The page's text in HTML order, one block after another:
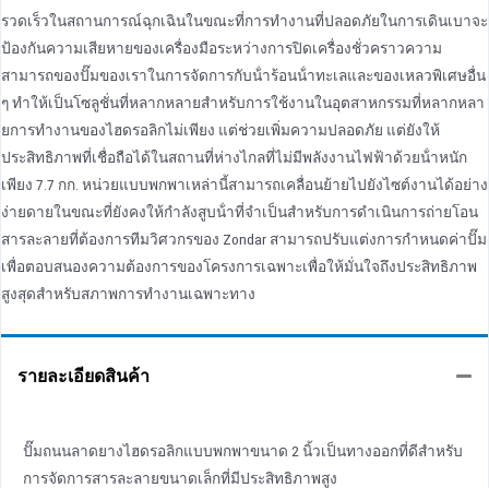
รวดเร็วในสถานการณ์ฉุกเฉินในขณะที่การทํางานที่ปลอดภัยในการเดินเบาจะ
ป้องกันความเสียหายของเครื่องมือระหว่างการปิดเครื่องชั่วคราวความ
สามารถของปั๊มของเราในการจัดการกับน้ําร้อนน้ําทะเลและของเหลวพิเศษอื่น
ๆ ทําให้เป็นโซลูชั่นที่หลากหลายสําหรับการใช้งานในอุตสาหกรรมที่หลากหลา
ยการทํางานของไฮดรอลิกไม่เพียง แต่ช่วยเพิ่มความปลอดภัย แต่ยังให้
ประสิทธิภาพที่เชื่อถือได้ในสถานที่ห่างไกลที่ไม่มีพลังงานไฟฟ้าด้วยน้ําหนัก
เพียง 7.7 กก. หน่วยแบบพกพาเหล่านี้สามารถเคลื่อนย้ายไปยังไซต์งานได้อย่าง
ง่ายดายในขณะที่ยังคงให้กําลังสูบน้ําที่จําเป็นสําหรับการดําเนินการถ่ายโอน
สารละลายที่ต้องการทีมวิศวกรของ Zondar สามารถปรับแต่งการกําหนดค่าปั๊ม
เพื่อตอบสนองความต้องการของโครงการเฉพาะเพื่อให้มั่นใจถึงประสิทธิภาพ
สูงสุดสําหรับสภาพการทํางานเฉพาะทาง
รายละเอียดสินค้า
ปั๊มถนนลาดยางไฮดรอลิกแบบพกพาขนาด 2 นิ้วเป็นทางออกที่ดีสําหรับ
การจัดการสารละลายขนาดเล็กที่มีประสิทธิภาพสูง